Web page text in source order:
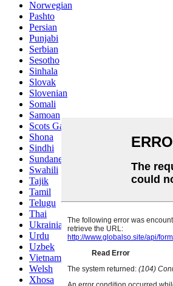
Norwegian
Pashto
Persian
Punjabi
Serbian
Sesotho
Sinhala
Slovak
Slovenian
Somali
Samoan
Scots Gaelic
Shona
Sindhi
Sundanese
Swahili
Tajik
Tamil
Telugu
Thai
Ukrainian
Urdu
Uzbek
Vietnamese
Welsh
Xhosa